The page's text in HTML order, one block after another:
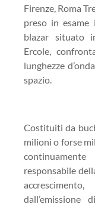
Firenze, Roma
preso in
blazar situato
Ercole,
lunghezze
spazio.
Costituiti da
milioni o forse
responsabile